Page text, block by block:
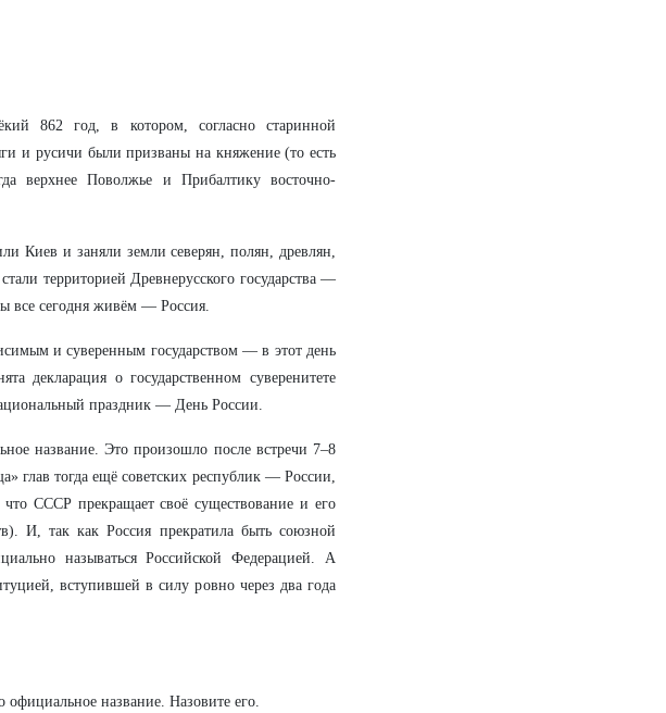
862 год, в котором, согласно старинной
и русичи были призваны на княжение (то есть
верхнее Поволжье и Прибалтику восточно-
Киев и заняли земли северян, полян, древлян,
территорией Древнерусского государства —
все сегодня живём — Россия.
и суверенным государством — в этот день
декларация о государственном суверенитете
праздник — День России.
название. Это произошло после встречи 7–8
глав тогда ещё советских республик — России,
СССР прекращает своё существование и его
И, так как Россия прекратила быть союзной
называться Российской Федерацией. А
вступившей в силу ровно через два года
официальное название. Назовите его.